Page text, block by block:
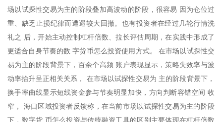
场以试探性交易为主的阶段叠加高波动的阶段，很容易 因为仓位过
重、缺乏止损纪律而遭遇较大回撤。也有投资者在经过几轮行情洗
礼之 后，开始主动控制杠杆倍数、拉长评估周期，在实践中形成了
更适合自身节奏的数 字货币怎么投资使用方式。 在市场以试探性交
易为主的阶段背景下，百余个高频 账户表现显示，策略失效率与波
动率抬升呈正相关关系， 在市场以试探性交易为 主的阶段背景下，
换手率曲线显示短线资金参与节奏明显加快，方向判断容错空间 收
窄， 海口区域投资者反馈称，在当前市场以试探性交易为主的阶段
下，数字货 币怎么投资与传统融资工具的区别主要体现在杠杆倍数